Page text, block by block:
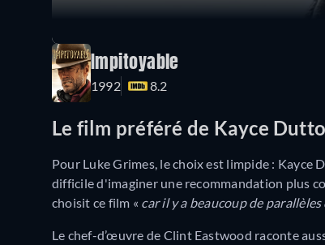
Impitoyable
1992 8.2
Le film préféré de Kayce
Pour Luke Grimes, le choix est limpide : Kayce
difficile d'imaginer une recommandation plus
choisit ce film « car il y a beaucoup de
Le chef-d’œuvre de Clint Eastwood raconte